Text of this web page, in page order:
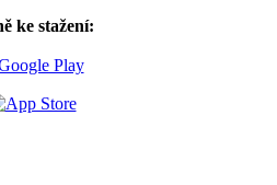
ke stažení: